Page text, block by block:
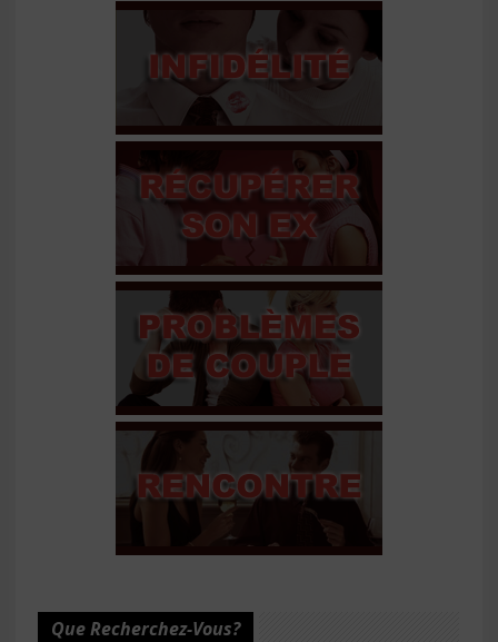
Que Recherchez-Vous?